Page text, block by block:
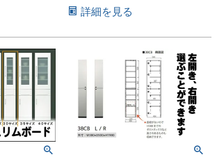
詳細を見る